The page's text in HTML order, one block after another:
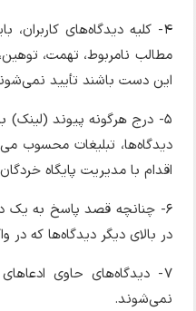
۴- کلیه دیدگاه‌های
مطالب نامربوط، تهمت،
این دست باشند تأیید
۵- درج هرگونه پیوند (لینک)
دیدگاه‌ها، تبلیغات محسوب
اقدام با مدیریت پایگاه
۶- چنانچه قصد پاسخ به یک
در بالای دیگر دیدگاه‌ها که
۷- دیدگاه‌های حاوی
نمی‌شوند.